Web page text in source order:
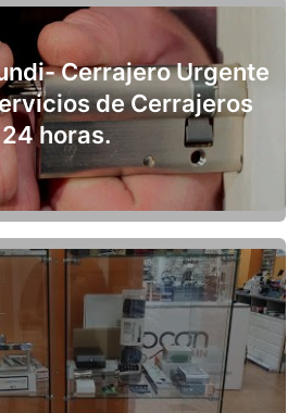
Cerrajero Urgente
de Cerrajeros
24 horas.